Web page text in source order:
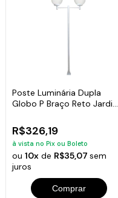
Poste Luminária Dupla
Globo P Braço Reto Jardim
R$326,19
à vista no Pix ou Boleto
ou10x de R$35,07sem
juros
Comprar